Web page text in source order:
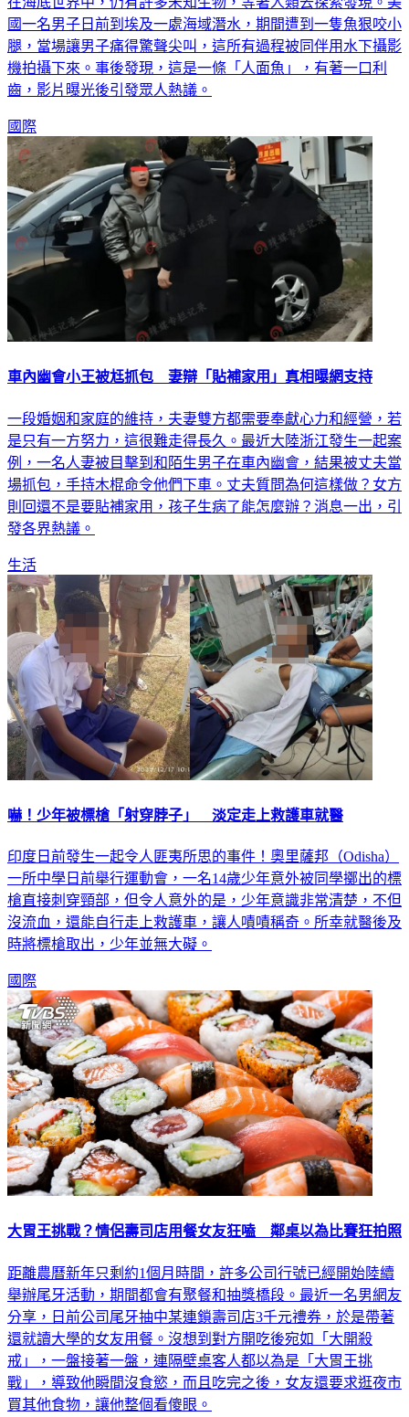
國一名男子日前到埃及一處海域潛水，期間遭到一隻魚狠咬小
腿，當場讓男子痛得驚聲尖叫，這所有過程被同伴用水下攝影
機拍攝下來。事後發現，這是一條「人面魚」，有著一口利
齒，影片曝光後引發眾人熱議。
國際
車內幽會小王被尪抓包 妻辯「貼補家用」真相曝網支持
一段婚姻和家庭的維持，夫妻雙方都需要奉獻心力和經營，若
是只有一方努力，這很難走得長久。最近大陸浙江發生一起案
例，一名人妻被目擊到和陌生男子在車內幽會，結果被丈夫當
場抓包，手持木棍命令他們下車。丈夫質問為何這樣做？女方
則回還不是要貼補家用，孩子生病了能怎麼辦？消息一出，引
發各界熱議。
生活
嚇！少年被標槍「射穿脖子」 淡定走上救護車就醫
印度日前發生一起令人匪夷所思的事件！奧里薩邦（Odisha）
一所中學日前舉行運動會，一名14歲少年意外被同學擲出的標
槍直接刺穿頸部，但令人意外的是，少年意識非常清楚，不但
沒流血，還能自行走上救護車，讓人嘖嘖稱奇。所幸就醫後及
時將標槍取出，少年並無大礙。
國際
大胃王挑戰？情侶壽司店用餐女友狂嗑 鄰桌以為比賽狂拍照
距離農曆新年只剩約1個月時間，許多公司行號已經開始陸續
舉辦尾牙活動，期間都會有聚餐和抽獎橋段。最近一名男網友
分享，日前公司尾牙抽中某連鎖壽司店3千元禮券，於是帶著
還就讀大學的女友用餐。沒想到對方開吃後宛如「大開殺
戒」，一盤接著一盤，連隔壁桌客人都以為是「大胃王挑
戰」，導致他瞬間沒食慾，而且吃完之後，女友還要求逛夜市
買其他食物，讓他整個看傻眼。